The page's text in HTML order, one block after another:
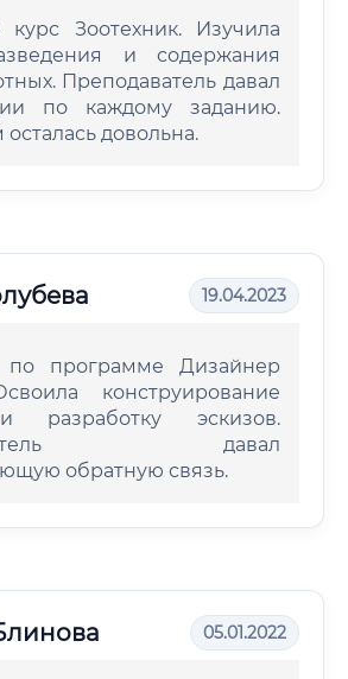
курс Зоотехник. Изучила
и содержания
Преподаватель давал
по каждому заданию.
довольна.
19.04.2023
по программе Дизайнер
конструирование
разработку эскизов.
давал
обратную связь.
05.01.2022